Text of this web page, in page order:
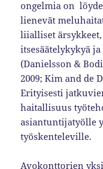
ongelmia on
lienevät
liialliset
itsesäätelykykyä
(Danielsson &
2009; Kim and de
Erityisesti
haitallisuus
asiantuntijatyölle
työskenteleville.
Avokonttorien